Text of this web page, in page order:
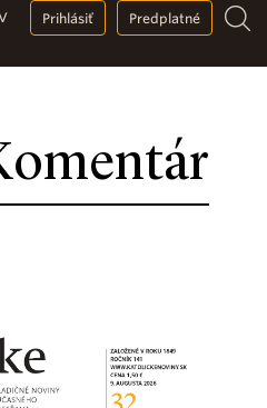
Prihlásiť Predplatné